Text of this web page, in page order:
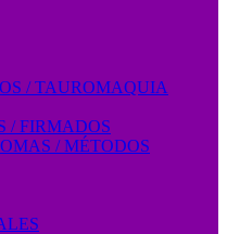
/ TAUROMAQUIA
/ FIRMADOS
/ MÉTODOS